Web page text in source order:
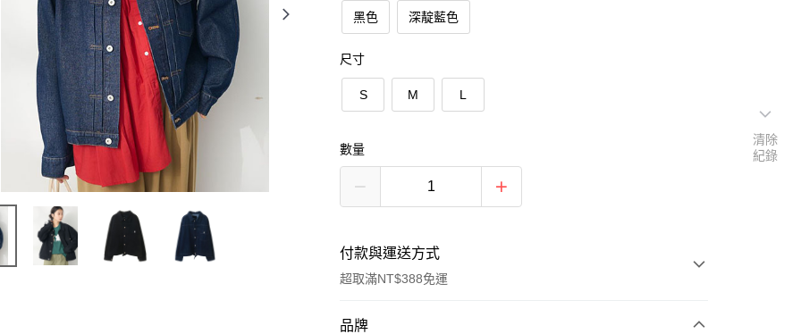
黑色 深靛藍色
尺寸
S M L
數量
付款與運送方式
超取滿NT$388免運
付款方式
品牌
清除
紀錄